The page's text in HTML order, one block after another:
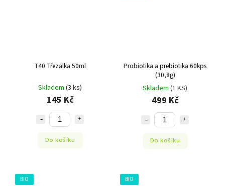
T40 Třezalka 50ml
Skladem (3 ks)
145 Kč
Do košíku
Probiotika a prebiotika 60kps
(30,8g)
Skladem (1 KS)
499 Kč
Do košíku
BIO BIO